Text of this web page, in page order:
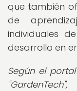
que también
de
individuales
desarrollo en
Según el